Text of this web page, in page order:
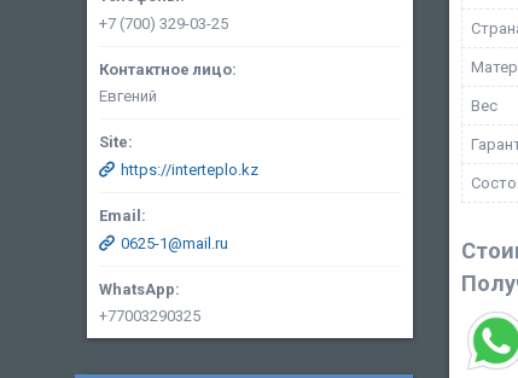
Вес
+7 (700) 329-03-25
Евгений
https://interteplo.kz
0625-1@mail.ru
+77003290325